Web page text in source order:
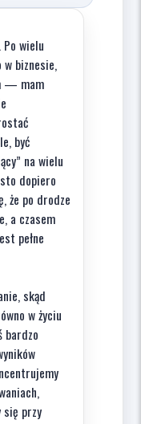
wielu
biznesie,
— mam
być
na wielu
dopiero
że po drodze
a czasem
pełne
skąd
w życiu
bardzo
się przy